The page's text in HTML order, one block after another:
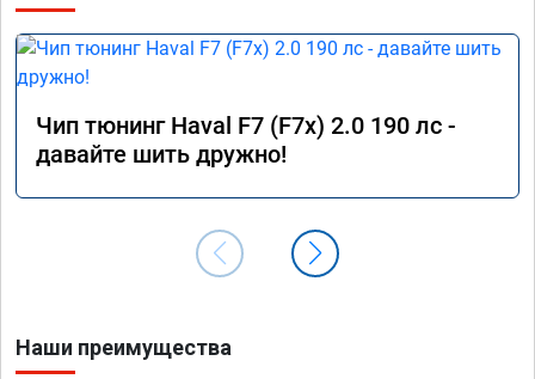
Чип тюнинг Haval F7 (F7x) 2.0 190 лс -
давайте шить дружно!
Наши преимущества